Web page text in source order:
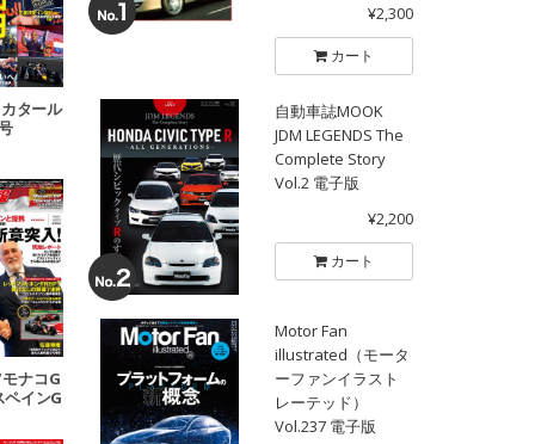
タール
ナコG
ペインG
¥2,300
カート
自動車誌MOOK
JDM LEGENDS The
Complete Story
Vol.2 電子版
¥2,200
カート
Motor Fan
illustrated（モータ
ーファンイラスト
レーテッド）
Vol.237 電子版